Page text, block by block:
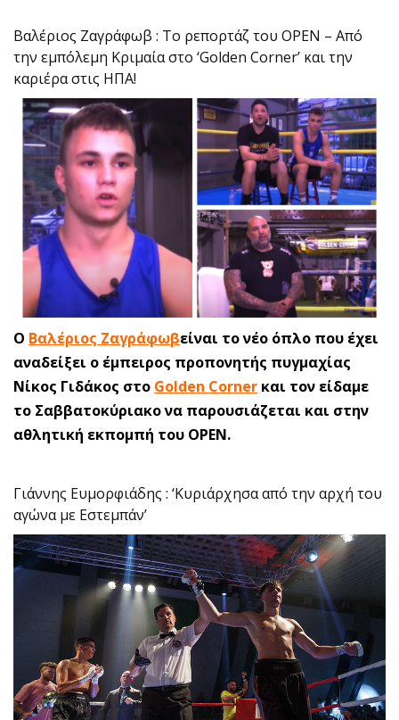
Βαλέριος Ζαγράφωβ : Το ρεπορτάζ του OPEN – Από
την εμπόλεμη Κριμαία στο ‘Golden Corner’ και την
καριέρα στις ΗΠΑ!
Ο Βαλέριος Ζαγράφωβείναι το νέο όπλο που έχει
αναδείξει ο έμπειρος προπονητής πυγμαχίας
Νίκος Γιδάκος στο Golden Corner και τον είδαμε
το Σαββατοκύριακο να παρουσιάζεται και στην
αθλητική εκπομπή του OPEN.
Γιάννης Ευμορφιάδης : ‘Κυριάρχησα από την αρχή του
αγώνα με Εστεμπάν’